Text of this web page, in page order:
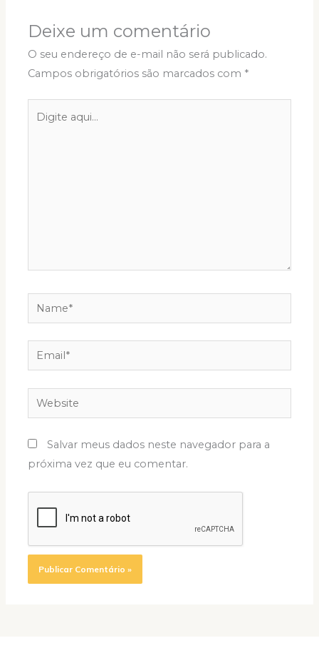
Deixe um comentário
O seu endereço de e-mail não será publicado.
Campos obrigatórios são marcados com *
aqui...
Name*
Email*
Website
Salvar meus dados neste navegador para a
próxima vez que eu comentar.